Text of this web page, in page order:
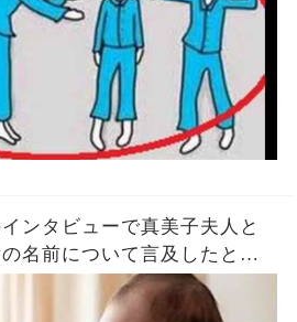
ンタビューで真美子夫人と
名前について言及したと話
木朗希は知ってそう！